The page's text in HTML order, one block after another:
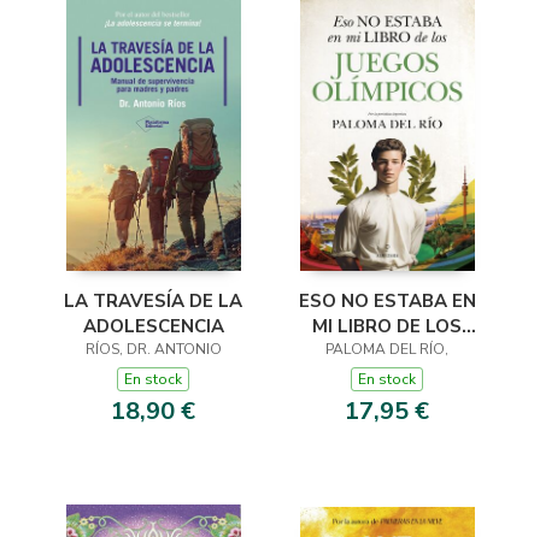
LA TRAVESÍA DE LA
ADOLESCENCIA
RÍOS, DR. ANTONIO
En stock
18,90 €
ESO NO ESTABA EN
MI LIBRO DE LOS
JUEGOS OLÍMPICOS
PALOMA DEL RÍO,
En stock
17,95 €